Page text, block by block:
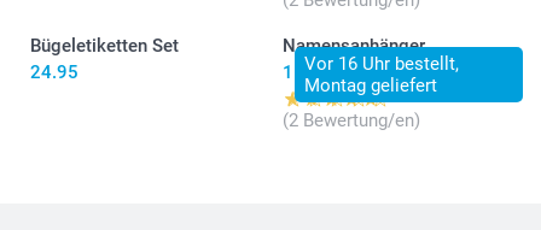
Bügeletiketten
Bügeletiketten Set
24.95
Vor 16 Uhr bestellt,
Montag geliefert
Namensanhänger
11.95
(2 Bewertung/en)